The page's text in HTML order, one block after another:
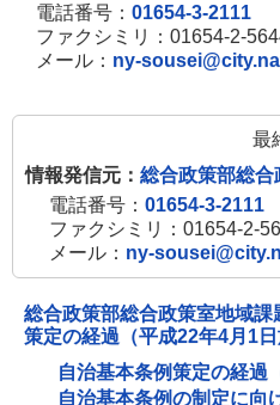
電話番号： 01654-3-2111
ファクシミリ：01654-2-
メール： ny-
最
情報発信元： 総合政策部総合
電話番号： 01654-3-2111
ファクシミリ：01654-2-
メール： ny-
総合政策部総合政策室地域課
策定の経過（平成22年4月1日
自治基本条例策定の経過
自治基本条例の制定に向